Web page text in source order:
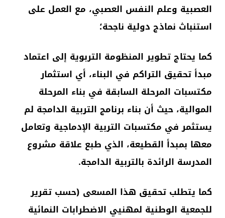
العصبية وعلم النفس العصبي، مع العمل على
استنباث نماذج دولية ناجحة؛
كما يحتاج تطوير المنظومة التربوية إلى اعتماد
مبدأ تحقيق التراكم في البناء، أي استثمار
مكتسبات المرحلة السابقة في بناء المرحلة
الموالية، حيث أن بناء برنامج التربية الدامجة لم
يستثمر في مكتسبات التربية الإدماجية وتعامل
معها بمبدأ القطيعة، الذي طبع علاقة مشروع
المدرسة الرائدة بالتربية الدامجة.
كما يتطلب تحقيق هذا المسعى (حسب تقرير
للجمعية الوطنية لمهنيي الاضطرابات النمائية